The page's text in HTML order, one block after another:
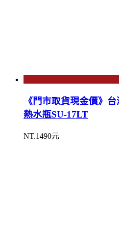
《門市取貨現金價》
熱水瓶SU-17LT
NT.1490元